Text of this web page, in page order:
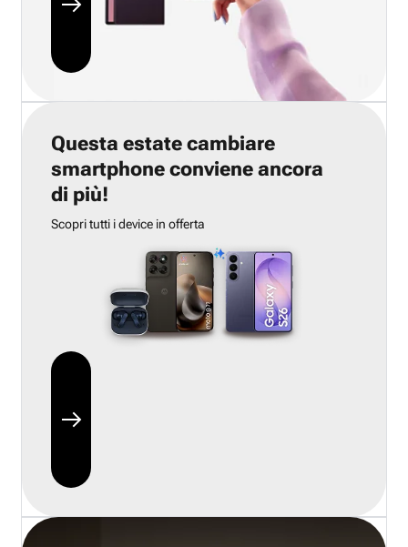
Questa estate cambiare
smartphone conviene ancora
di più!
Scopri tutti i device in offerta